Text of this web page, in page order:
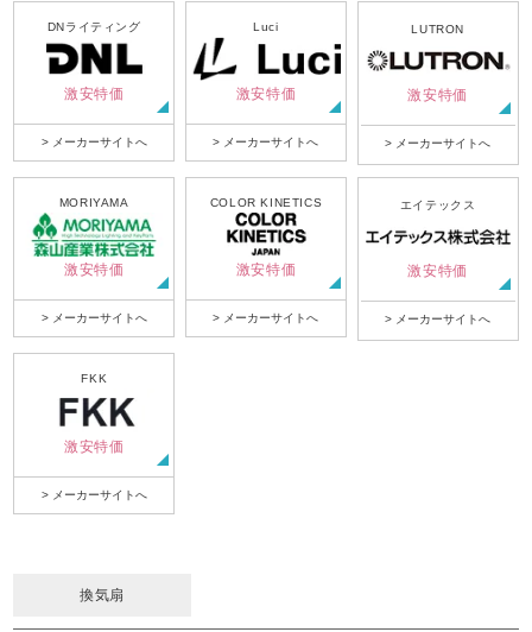
DNライティング
激安特価
> メーカーサイトへ
Luci
激安特価
> メーカーサイトへ
LUTRON
激安特価
> メーカーサイトへ
MORIYAMA
激安特価
> メーカーサイトへ
COLOR KINETICS
激安特価
> メーカーサイトへ
エイテックス
激安特価
> メーカーサイトへ
FKK
激安特価
> メーカーサイトへ
換気扇